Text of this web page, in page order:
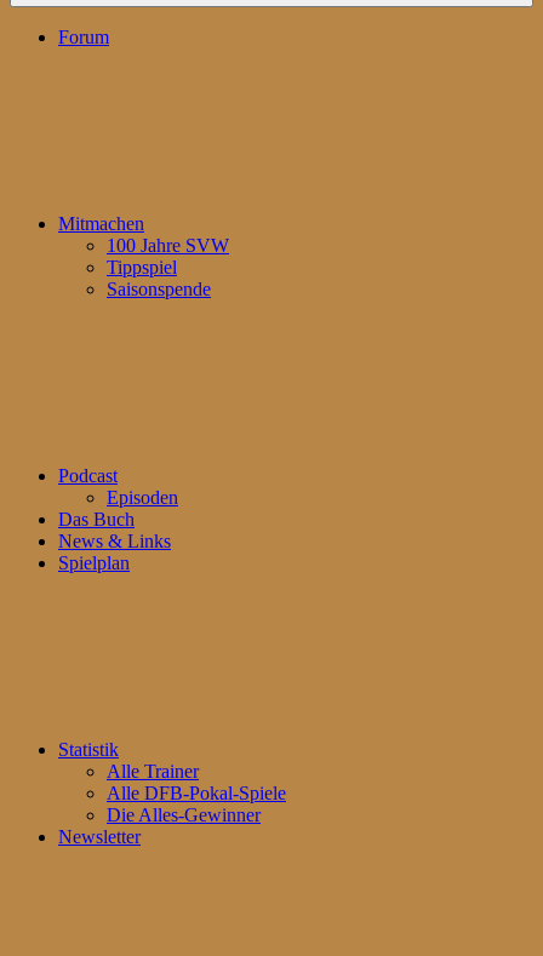
Forum
Mitmachen
100 Jahre SVW
Tippspiel
Saisonspende
Podcast
Episoden
Das Buch
News & Links
Spielplan
Statistik
Alle Trainer
Alle DFB-Pokal-Spiele
Die Alles-Gewinner
Newsletter